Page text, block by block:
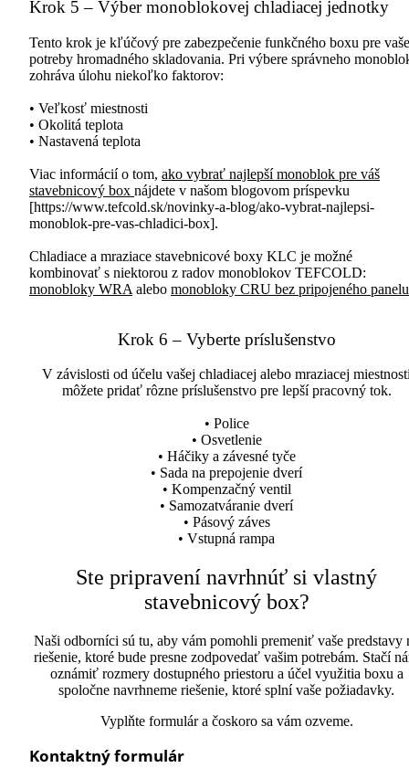
Krok 5 – Výber monoblokovej chladiacej jednotky
Tento krok je kľúčový pre zabezpečenie funkčného boxu pre vaše
potreby hromadného skladovania. Pri výbere správneho
zohráva úlohu niekoľko faktorov:
• Veľkosť miestnosti
• Okolitá teplota
• Nastavená teplota
Viac informácií o tom, ako vybrať najlepší monoblok pre váš
stavebnicový box nájdete v našom blogovom príspevku
[https://www.tefcold.sk/novinky-a-blog/ako-vybrat-najlepsi-
monoblok-pre-vas-chladici-box].
Chladiace a mraziace stavebnicové boxy KLC je možné
kombinovať s niektorou z radov monoblokov TEFCOLD:
monobloky WRA alebo monobloky CRU bez pripojeného panelu
Krok 6 – Vyberte príslušenstvo
V závislosti od účelu vašej chladiacej alebo mraziacej
môžete pridať rôzne príslušenstvo pre lepší pracovný tok.
• Police
• Osvetlenie
• Háčiky a závesné tyče
• Sada na prepojenie dverí
• Kompenzačný ventil
• Samozatváranie dverí
• Pásový záves
• Vstupná rampa
Ste pripravení navrhnúť si vlastný
stavebnicový box?
Naši odborníci sú tu, aby vám pomohli premeniť vaše predstavy
riešenie, ktoré bude presne zodpovedať vašim potrebám. Stačí
oznámiť rozmery dostupného priestoru a účel využitia boxu a
spoločne navrhneme riešenie, ktoré splní vaše požiadavky.
Vyplňte formulár a čoskoro sa vám ozveme.
Kontaktný formulár